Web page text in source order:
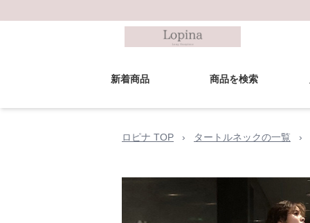
新着商品 商品を検索
ロピナ TOP › タートルネックの一覧 ›